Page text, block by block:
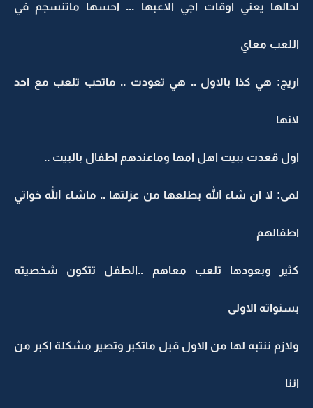
لحالها يعني اوقات اجي الاعبها ... احسها ماتنسجم في
اللعب معاي
اريج: هي كذا بالاول .. هي تعودت .. ماتحب تلعب مع احد
لانها
اول قعدت ببيت اهل امها وماعندهم اطفال بالبيت ..
لمى: لا ان شاء الله بطلعها من عزلتها .. ماشاء الله خواتي
اطفالهم
كثير وبعودها تلعب معاهم ..الطفل تتكون شخصيته
بسنواته الاولى
ولازم ننتبه لها من الاول قبل ماتكبر وتصير مشكلة اكبر من
اننا